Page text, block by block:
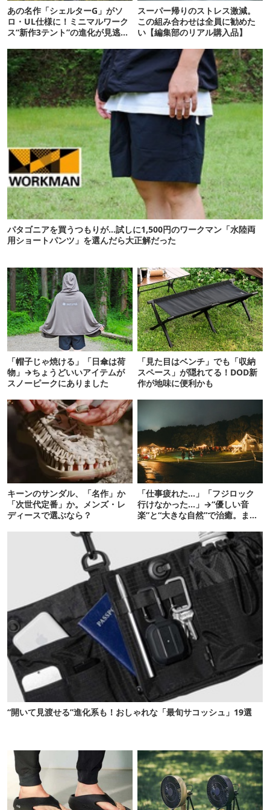
あの名作「シェルターG」がソ
ロ・UL仕様に！ミニマルワーク
ス“新作3テント”の進化が見逃せ
スーパー帰りのストレス激減。
この組み合わせは全員に勧めた
い【編集部のリアル購入品】
パタゴニアを買うつもりが…試しに1,500円のワークマン「水陸両
用ショートパンツ」を選んだら大正解だった
「帽子じゃ焼ける」「日傘は荷
物」→ちょうどいいアイテムが
スノーピークにありました
「見た目はベンチ」でも「収納
スペース」が隠れてる！DOD新
作が地味に便利かも
キーンのサンダル、「名作」か
「次世代定番」か。メンズ・レ
ディースで選ぶなら？
「仕事疲れた…」「フジロック
行けなかった…」→“優しい音
楽”と“大きな自然”で治癒。まだ
“開いて見渡せる”進化系も！おしゃれな「最旬サコッシュ」19選